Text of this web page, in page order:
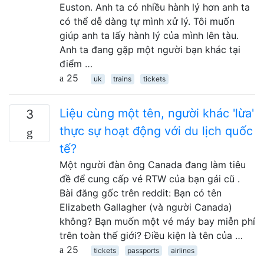
Euston. Anh ta có nhiều hành lý hơn anh ta
có thể dễ dàng tự mình xử lý. Tôi muốn
giúp anh ta lấy hành lý của mình lên tàu.
Anh ta đang gặp một người bạn khác tại
điểm …
25
uk trains tickets
3
Liệu cùng một tên, người khác 'lừa'
thực sự hoạt động với du lịch quốc
tế?
Một người đàn ông Canada đang làm tiêu
đề để cung cấp vé RTW của bạn gái cũ .
Bài đăng gốc trên reddit: Bạn có tên
Elizabeth Gallagher (và người Canada)
không? Bạn muốn một vé máy bay miễn phí
trên toàn thế giới? Điều kiện là tên của …
25
tickets passports
airlines